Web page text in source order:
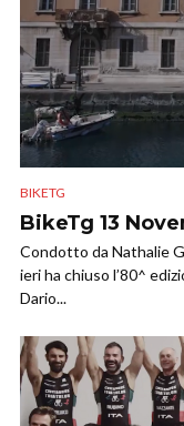
BIKETG
BikeTg 13
Condotto da Nathalie
ieri ha chiuso l’80^
Dario...